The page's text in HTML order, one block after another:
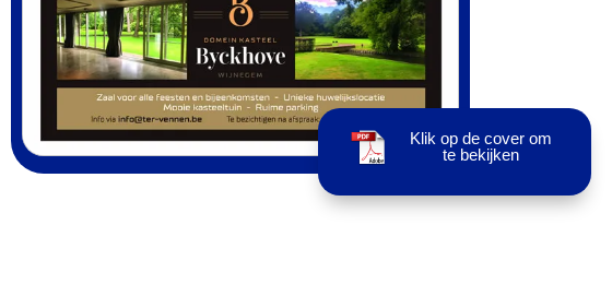
Klik op de cover om
te bekijken